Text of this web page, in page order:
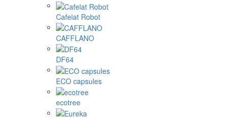
Cafelat Robot
CAFFLANO
DF64
ECO capsules
ecotree